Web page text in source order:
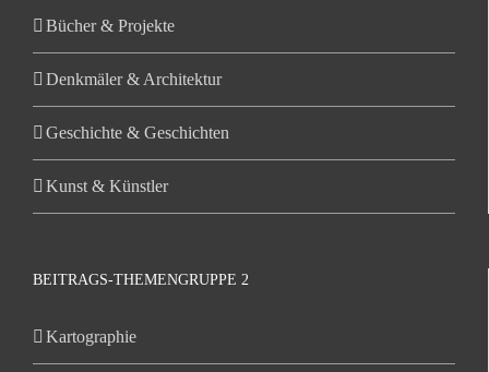
Bücher & Projekte
Denkmäler & Architektur
Geschichte & Geschichten
Kunst & Künstler
BEITRAGS-THEMENGRUPPE 2
Kartographie